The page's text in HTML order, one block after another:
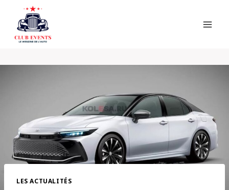
content
LES ACTUALITÉS